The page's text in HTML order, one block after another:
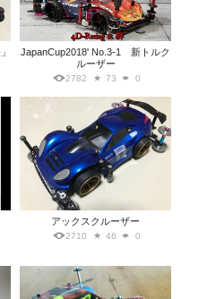
JapanCup2018' No.3-1 新トルク
ルーザー
2782 73 0
アックスクルーザー
2710 46 0